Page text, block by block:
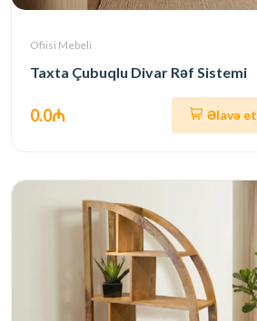
Ofiisi Mebeli
Taxta Çubuqlu Divar Rəf Sistemi
0.0₼ Əlavə et